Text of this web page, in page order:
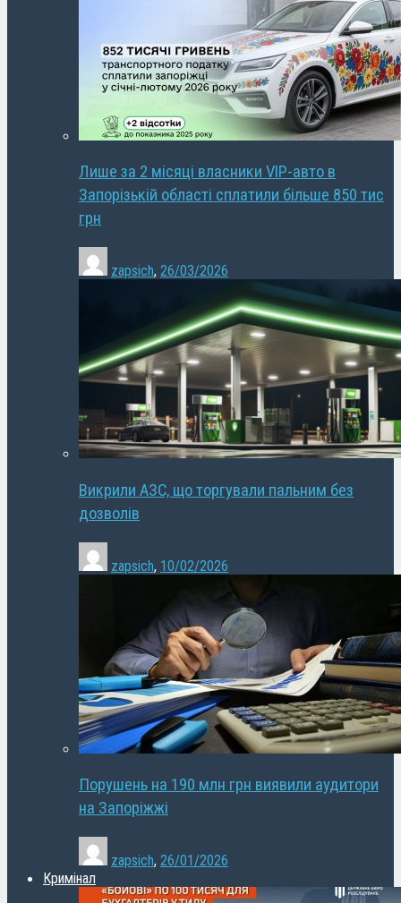
Лише за 2 місяці власники VIP-авто в
Запорізькій області сплатили більше 850 тис
грн
zapsich, 26/03/2026
Викрили АЗС, що торгували пальним без
дозволів
zapsich, 10/02/2026
Порушень на 190 млн грн виявили аудитори
на Запоріжжі
zapsich, 26/01/2026
Кримінал